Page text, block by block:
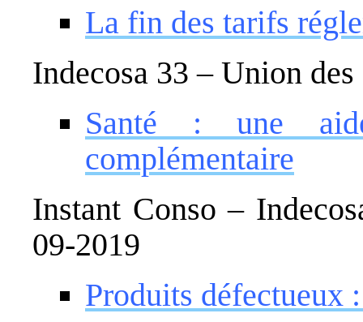
La fin des tarifs
Indecosa 33 – Union
Santé : une
complémentaire
Instant Conso –
09-2019
Produits défectueux